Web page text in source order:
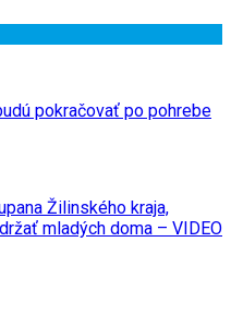
pokračovať po pohrebe
Žilinského kraja,
mladých doma – VIDEO